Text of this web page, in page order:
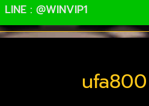
LINE : @WINVIP1